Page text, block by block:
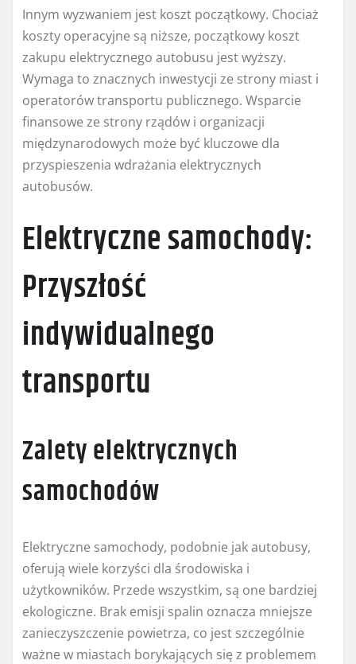
Innym wyzwaniem jest koszt początkowy. Chociaż
koszty operacyjne są niższe, początkowy koszt
zakupu elektrycznego autobusu jest wyższy.
Wymaga to znacznych inwestycji ze strony miast i
operatorów transportu publicznego. Wsparcie
finansowe ze strony rządów i organizacji
międzynarodowych może być kluczowe dla
przyspieszenia wdrażania elektrycznych
autobusów.
Elektryczne samochody:
Przyszłość
indywidualnego
transportu
Zalety elektrycznych
samochodów
Elektryczne samochody, podobnie jak autobusy,
oferują wiele korzyści dla środowiska i
użytkowników. Przede wszystkim, są one bardziej
ekologiczne. Brak emisji spalin oznacza mniejsze
zanieczyszczenie powietrza, co jest szczególnie
ważne w miastach borykających się z problemem